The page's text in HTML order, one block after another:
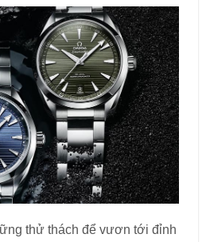
thử thách để vươn tới đỉnh